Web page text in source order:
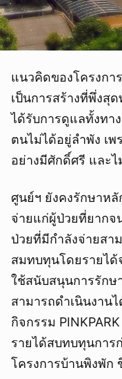
แนวคิดของโครงกา
เป็นการสร้างที่พึ่งสุ
ได้รับการดูแลทั้งทา
ตนไม่ได้อยู่ลำพัง เพ
อย่างมีศักดิ์ศรี และไ
ศูนย์ฯ ยังคงรักษาห
จ่ายแก่ผู้ป่วยที่ยากจ
ป่วยที่มีกำลังจ่ายสา
สมทบทุนโดยรายไ
ใช้สนับสนุนการรักษ
สามารถดำเนินงาน
กิจกรรม
รายได้สบทบทุนการ
โครงการบ้านพิงพัก